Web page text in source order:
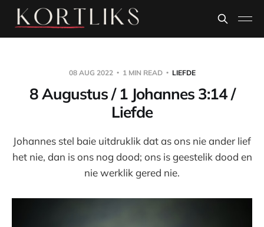
08 AUG 2022 1 MIN READ LIEFDE
8 Augustus / 1 Johannes 3:14 /
Liefde
Johannes stel baie uitdruklik dat as ons nie ander lief
het nie, dan is ons nog dood; ons is geestelik dood en
nie werklik gered nie.